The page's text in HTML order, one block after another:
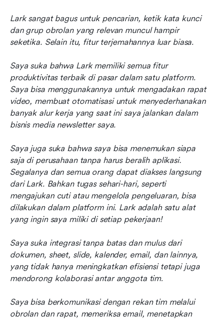
Lark sangat bagus untuk pencarian, ketik kata kunci
dan grup obrolan yang relevan muncul hampir
seketika. Selain itu, fitur terjemahannya luar biasa.
Saya suka bahwa Lark memiliki semua fitur
produktivitas terbaik di pasar dalam satu platform.
Saya bisa menggunakannya untuk mengadakan rapat
video, membuat otomatisasi untuk menyederhanakan
banyak alur kerja yang saat ini saya jalankan dalam
bisnis media newsletter saya.
Saya juga suka bahwa saya bisa menemukan siapa
saja di perusahaan tanpa harus beralih aplikasi.
Segalanya dan semua orang dapat diakses langsung
dari Lark. Bahkan tugas sehari-hari, seperti
mengajukan cuti atau mengelola pengeluaran, bisa
dilakukan dalam platform ini. Lark adalah satu alat
yang ingin saya miliki di setiap pekerjaan!
Saya suka integrasi tanpa batas dan mulus dari
dokumen, sheet, slide, kalender, email, dan lainnya,
yang tidak hanya meningkatkan efisiensi tetapi juga
mendorong kolaborasi antar anggota tim.
Saya bisa berkomunikasi dengan rekan tim melalui
obrolan dan rapat, memeriksa email, menetapkan